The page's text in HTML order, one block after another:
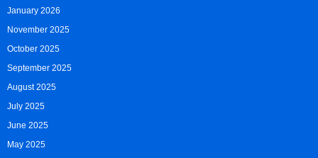
January 2026
November 2025
October 2025
September 2025
August 2025
July 2025
June 2025
May 2025